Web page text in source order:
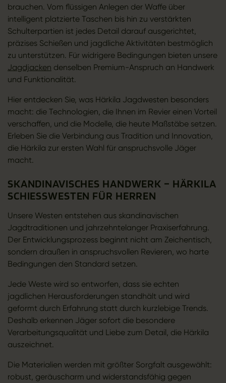
brauchen. Vom flüssigen Anlegen der Waffe über
intelligent platzierte Taschen bis hin zu verstärkten
Schulterpartien ist jedes Detail darauf ausgerichtet,
präzises Schießen und jagdliche Aktivitäten bestmöglich
zu unterstützen. Für widrigere Bedingungen bieten unsere
Jagdjacken denselben Premium-Anspruch an Handwerk
und Funktionalität.
Hier entdecken Sie, was Härkila Jagdwesten besonders
macht: die Technologien, die Ihnen im Revier einen Vorteil
verschaffen, und die Modelle, die heute Maßstäbe setzen.
Erleben Sie die Verbindung aus Tradition und Innovation,
die Härkila zur ersten Wahl für anspruchsvolle Jäger
macht.
SKANDINAVISCHES HANDWERK – HÄRKILA
SCHIESSWESTEN FÜR HERREN
Unsere Westen entstehen aus skandinavischen
Jagdtraditionen und jahrzehntelanger Praxiserfahrung.
Der Entwicklungsprozess beginnt nicht am Zeichentisch,
sondern draußen in anspruchsvollen Revieren, wo harte
Bedingungen den Standard setzen.
Jede Weste wird so entworfen, dass sie echten
jagdlichen Herausforderungen standhält und wird
geformt durch Erfahrung statt durch kurzlebige Trends.
Deshalb erkennen Jäger sofort die besondere
Verarbeitungsqualität und Liebe zum Detail, die Härkila
auszeichnet.
Die Materialien werden mit größter Sorgfalt ausgewählt:
robust, geräuscharm und widerstandsfähig gegen